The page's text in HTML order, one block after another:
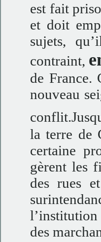
est fait
et doit
sujets,
contraint,
de France.
nouveau
la terre de
certaine
gèrent les
des rues
l’institution
des